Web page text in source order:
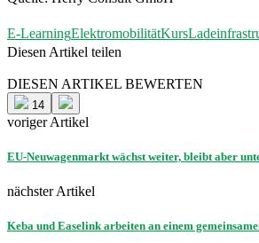
E-LearningElektromobilitätKurs
Diesen Artikel teilen
DIESEN ARTIKEL BEWERTEN
14
voriger Artikel
EU-Neuwagenmarkt wächst weiter, bleibt aber
nächster Artikel
Keba und Easelink arbeiten an einem